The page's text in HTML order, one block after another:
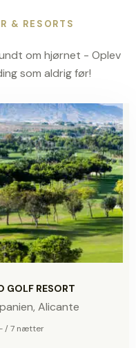
& RESORTS
om hjørnet - Oplev
som aldrig før!
GOLF RESORT
Alicante
/ 7 nætter